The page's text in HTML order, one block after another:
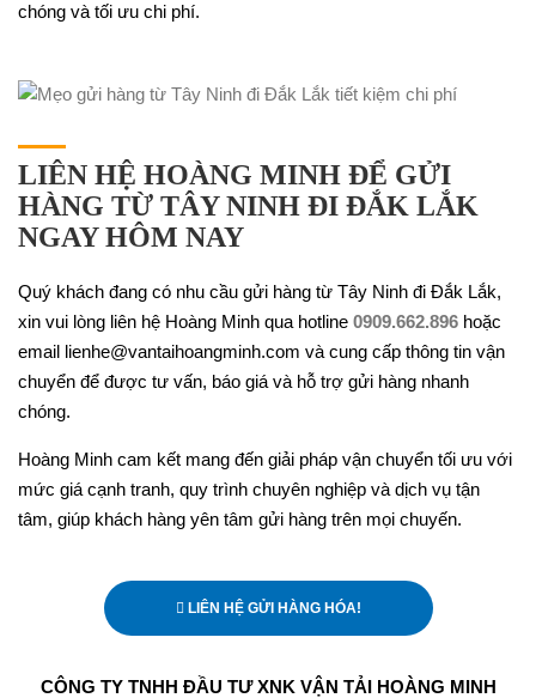
chóng và tối ưu chi phí.
LIÊN HỆ HOÀNG MINH ĐỂ GỬI
HÀNG TỪ TÂY NINH ĐI ĐẮK LẮK
NGAY HÔM NAY
Quý khách đang có nhu cầu gửi hàng từ Tây Ninh đi Đắk Lắk,
xin vui lòng liên hệ Hoàng Minh qua hotline 0909.662.896 hoặc
email lienhe@vantaihoangminh.com và cung cấp thông tin vận
chuyển để được tư vấn, báo giá và hỗ trợ gửi hàng nhanh
chóng.
Hoàng Minh cam kết mang đến giải pháp vận chuyển tối ưu với
mức giá cạnh tranh, quy trình chuyên nghiệp và dịch vụ tận
tâm, giúp khách hàng yên tâm gửi hàng trên mọi chuyến.
LIÊN HỆ GỬI HÀNG HÓA!
CÔNG TY TNHH ĐẦU TƯ XNK VẬN TẢI HOÀNG MINH